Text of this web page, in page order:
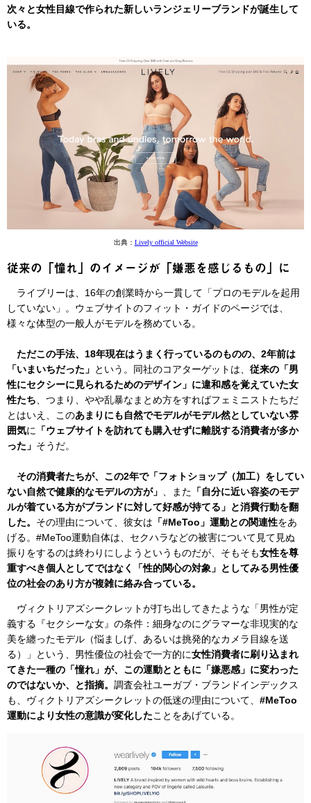
次々と女性目線で作られた新しいランジェリーブランドが誕生して
いる。
出典： Lively official Website
従来の「憧れ」のイメージが「嫌悪を感じるもの」に
ライブリーは、16年の創業時から一貫して「プロのモデルを起用
していない」。ウェブサイトのフィット・ガイドのページでは、
様々な体型の一般人がモデルを務めている。
ただこの手法、18年現在はうまく行っているのものの、2年前は
「いまいちだった」 という。同社のコアターゲットは、 従来の「男
性にセクシーに見られるためのデザイン」に違和感を覚えていた女
性たち、つまり、やや乱暴なまとめ方をすればフェミニストたちだ
とはいえ、このあまりにも自然でモデルがモデル然としていない雰
囲気に 「ウェブサイトを訪れても購入せずに離脱する消費者が多か
った」 そうだ。
その消費者たちが、この2年で「フォトショップ（加工）をしてい
ない自然で健康的なモデルの方が」 、また 「自分に近い容姿のモデ
ルが着ている方がブランドに対して好感が持てる」と消費行動を翻
した。 その理由について、彼女は 「#MeToo」運動との関連性をあ
げる。#MeToo運動自体は、セクハラなどの被害について見て見ぬ
振りをするのは終わりにしようというものだが、そもそも女性を尊
重すべき個人としてではなく「性的関心の対象」としてみる男性優
位の社会のあり方が複雑に絡み合っている。
ヴィクトリアズシークレットが打ち出してきたような「男性が定
義する『セクシーな女』の条件：細身なのにグラマーな非現実的な
美を纏ったモデル（悩ましげ、あるいは挑発的なカメラ目線を送
る）」という、男性優位の社会で一方的に女性消費者に刷り込まれ
てきた一種の「憧れ」が、この運動とともに「嫌悪感」に変わった
のではないか、と指摘。 調査会社ユーガブ・ブランドインデックス
も、ヴィクトリアズシークレットの低迷の理由について、 #MeToo
運動により女性の意識が変化したことをあげている。